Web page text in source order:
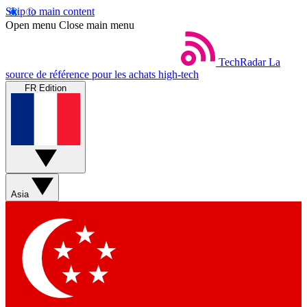
Skip to main content
Open menu Close main menu
TechRadar La
source de référence pour les achats high-tech
FR Edition
Asia